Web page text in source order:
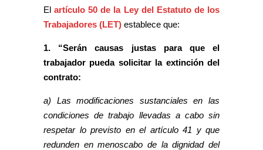
Elartículo 50 de la Ley del Estatuto de los
Trabajadores (LET) establece que:
1. “Serán causas justas para que el
trabajador pueda solicitar la extinción del
contrato:
a) Las modificaciones sustanciales en las
condiciones de trabajo llevadas a cabo sin
respetar lo previsto en el artículo 41 y que
redunden en menoscabo de la dignidad del